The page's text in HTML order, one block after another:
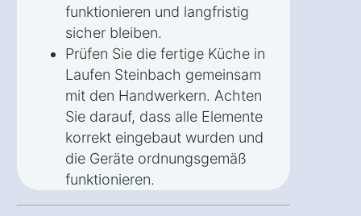
funktionieren und langfristig
sicher bleiben.
Prüfen Sie die fertige Küche in
Laufen Steinbach gemeinsam
mit den Handwerkern. Achten
Sie darauf, dass alle Elemente
korrekt eingebaut wurden und
die Geräte ordnungsgemäß
funktionieren.